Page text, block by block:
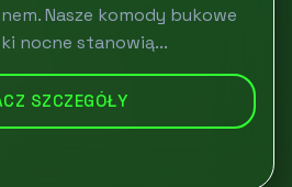
Nasze komody bukowe
nocne stanowią...
SZCZEGÓŁY